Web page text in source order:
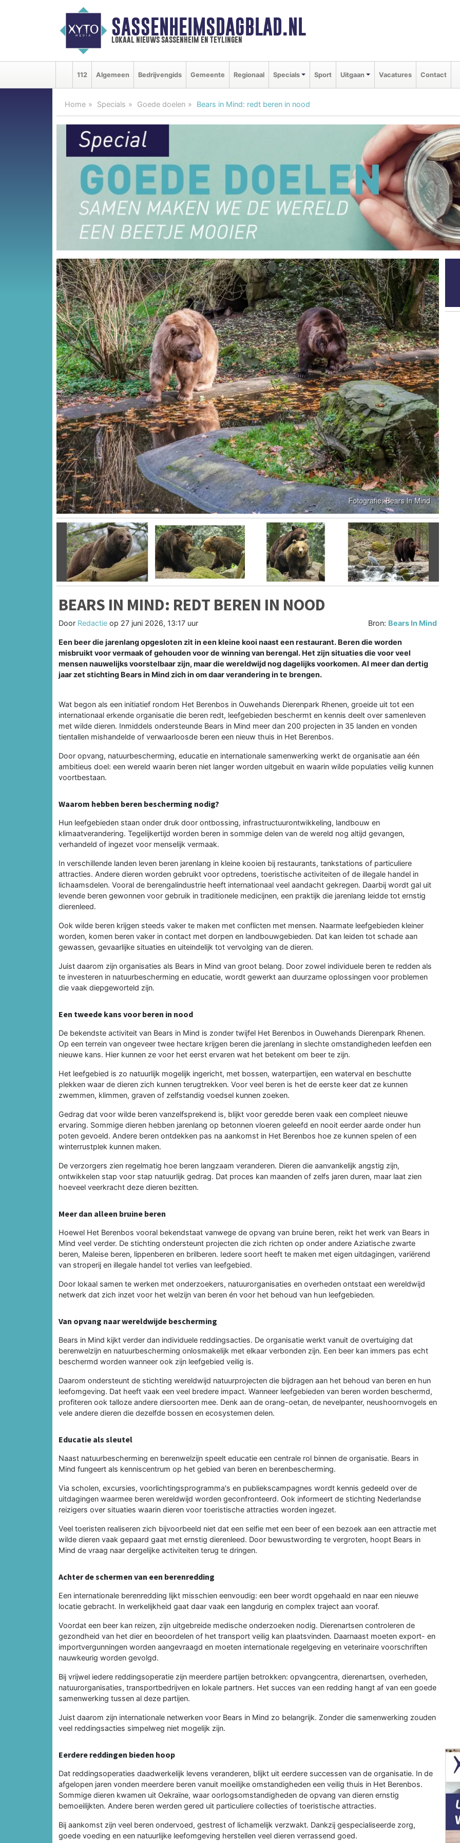
SASSENHEIMSDAGBLAD.NL
lokaal nieuws sassenheim en teylingen
112 Algemeen Bedrijvengids Gemeente Regionaal Specials Sport Uitgaan Vacatures Contact
Home Specials Goede doelen Bears in Mind: redt beren in nood
Vorige
BEARS IN MIND: REDT BEREN IN NOOD
Door Redactie op 27 juni 2026, 13:17 uur Bron: Bears In Mind
Een beer die jarenlang opgesloten zit in een kleine kooi naast een restaurant. Beren die worden
misbruikt voor vermaak of gehouden voor de winning van berengal. Het zijn situaties die voor veel
mensen nauwelijks voorstelbaar zijn, maar die wereldwijd nog dagelijks voorkomen. Al meer dan dertig
jaar zet stichting Bears in Mind zich in om daar verandering in te brengen.
Wat begon als een initiatief rondom Het Berenbos in Ouwehands Dierenpark Rhenen, groeide uit tot een
internationaal erkende organisatie die beren redt, leefgebieden beschermt en kennis deelt over samenleven
met wilde dieren. Inmiddels ondersteunde Bears in Mind meer dan 200 projecten in 35 landen en vonden
tientallen mishandelde of verwaarloosde beren een nieuw thuis in Het Berenbos.
Door opvang, natuurbescherming, educatie en internationale samenwerking werkt de organisatie aan één
ambitieus doel: een wereld waarin beren niet langer worden uitgebuit en waarin wilde populaties veilig kunnen
voortbestaan.
Waarom hebben beren bescherming nodig?
Hun leefgebieden staan onder druk door ontbossing, infrastructuurontwikkeling, landbouw en
klimaatverandering. Tegelijkertijd worden beren in sommige delen van de wereld nog altijd gevangen,
verhandeld of ingezet voor menselijk vermaak.
In verschillende landen leven beren jarenlang in kleine kooien bij restaurants, tankstations of particuliere
attracties. Andere dieren worden gebruikt voor optredens, toeristische activiteiten of de illegale handel in
lichaamsdelen. Vooral de berengalindustrie heeft internationaal veel aandacht gekregen. Daarbij wordt gal uit
levende beren gewonnen voor gebruik in traditionele medicijnen, een praktijk die jarenlang leidde tot ernstig
dierenleed.
Ook wilde beren krijgen steeds vaker te maken met conflicten met mensen. Naarmate leefgebieden kleiner
worden, komen beren vaker in contact met dorpen en landbouwgebieden. Dat kan leiden tot schade aan
gewassen, gevaarlijke situaties en uiteindelijk tot vervolging van de dieren.
Juist daarom zijn organisaties als Bears in Mind van groot belang. Door zowel individuele beren te redden als
te investeren in natuurbescherming en educatie, wordt gewerkt aan duurzame oplossingen voor problemen
die vaak diepgeworteld zijn.
Een tweede kans voor beren in nood
De bekendste activiteit van Bears in Mind is zonder twijfel Het Berenbos in Ouwehands Dierenpark Rhenen.
Op een terrein van ongeveer twee hectare krijgen beren die jarenlang in slechte omstandigheden leefden een
nieuwe kans. Hier kunnen ze voor het eerst ervaren wat het betekent om beer te zijn.
Het leefgebied is zo natuurlijk mogelijk ingericht, met bossen, waterpartijen, een waterval en beschutte
plekken waar de dieren zich kunnen terugtrekken. Voor veel beren is het de eerste keer dat ze kunnen
zwemmen, klimmen, graven of zelfstandig voedsel kunnen zoeken.
Gedrag dat voor wilde beren vanzelfsprekend is, blijkt voor geredde beren vaak een compleet nieuwe
ervaring. Sommige dieren hebben jarenlang op betonnen vloeren geleefd en nooit eerder aarde onder hun
poten gevoeld. Andere beren ontdekken pas na aankomst in Het Berenbos hoe ze kunnen spelen of een
winterrustplek kunnen maken.
De verzorgers zien regelmatig hoe beren langzaam veranderen. Dieren die aanvankelijk angstig zijn,
ontwikkelen stap voor stap natuurlijk gedrag. Dat proces kan maanden of zelfs jaren duren, maar laat zien
hoeveel veerkracht deze dieren bezitten.
Meer dan alleen bruine beren
Hoewel Het Berenbos vooral bekendstaat vanwege de opvang van bruine beren, reikt het werk van Bears in
Mind veel verder. De stichting ondersteunt projecten die zich richten op onder andere Aziatische zwarte
beren, Maleise beren, lippenberen en brilberen. Iedere soort heeft te maken met eigen uitdagingen, variërend
van stroperij en illegale handel tot verlies van leefgebied.
Door lokaal samen te werken met onderzoekers, natuurorganisaties en overheden ontstaat een wereldwijd
netwerk dat zich inzet voor het welzijn van beren én voor het behoud van hun leefgebieden.
Van opvang naar wereldwijde bescherming
Bears in Mind kijkt verder dan individuele reddingsacties. De organisatie werkt vanuit de overtuiging dat
berenwelzijn en natuurbescherming onlosmakelijk met elkaar verbonden zijn. Een beer kan immers pas echt
beschermd worden wanneer ook zijn leefgebied veilig is.
Daarom ondersteunt de stichting wereldwijd natuurprojecten die bijdragen aan het behoud van beren en hun
leefomgeving. Dat heeft vaak een veel bredere impact. Wanneer leefgebieden van beren worden beschermd,
profiteren ook talloze andere diersoorten mee. Denk aan de orang-oetan, de nevelpanter, neushoornvogels en
vele andere dieren die dezelfde bossen en ecosystemen delen.
Educatie als sleutel
Naast natuurbescherming en berenwelzijn speelt educatie een centrale rol binnen de organisatie. Bears in
Mind fungeert als kenniscentrum op het gebied van beren en berenbescherming.
Via scholen, excursies, voorlichtingsprogramma's en publiekscampagnes wordt kennis gedeeld over de
uitdagingen waarmee beren wereldwijd worden geconfronteerd. Ook informeert de stichting Nederlandse
reizigers over situaties waarin dieren voor toeristische attracties worden ingezet.
Veel toeristen realiseren zich bijvoorbeeld niet dat een selfie met een beer of een bezoek aan een attractie met
wilde dieren vaak gepaard gaat met ernstig dierenleed. Door bewustwording te vergroten, hoopt Bears in
Mind de vraag naar dergelijke activiteiten terug te dringen.
Achter de schermen van een berenredding
Een internationale berenredding lijkt misschien eenvoudig: een beer wordt opgehaald en naar een nieuwe
locatie gebracht. In werkelijkheid gaat daar vaak een langdurig en complex traject aan vooraf.
Voordat een beer kan reizen, zijn uitgebreide medische onderzoeken nodig. Dierenartsen controleren de
gezondheid van het dier en beoordelen of het transport veilig kan plaatsvinden. Daarnaast moeten export- en
importvergunningen worden aangevraagd en moeten internationale regelgeving en veterinaire voorschriften
nauwkeurig worden gevolgd.
Bij vrijwel iedere reddingsoperatie zijn meerdere partijen betrokken: opvangcentra, dierenartsen, overheden,
natuurorganisaties, transportbedrijven en lokale partners. Het succes van een redding hangt af van een goede
samenwerking tussen al deze partijen.
Juist daarom zijn internationale netwerken voor Bears in Mind zo belangrijk. Zonder die samenwerking zouden
veel reddingsacties simpelweg niet mogelijk zijn.
Eerdere reddingen bieden hoop
Dat reddingsoperaties daadwerkelijk levens veranderen, blijkt uit eerdere successen van de organisatie. In de
afgelopen jaren vonden meerdere beren vanuit moeilijke omstandigheden een veilig thuis in Het Berenbos.
Sommige dieren kwamen uit Oekraïne, waar oorlogsomstandigheden de opvang van dieren ernstig
bemoeilijkten. Andere beren werden gered uit particuliere collecties of toeristische attracties.
Bij aankomst zijn veel beren ondervoed, gestrest of lichamelijk verzwakt. Dankzij gespecialiseerde zorg,
goede voeding en een natuurlijke leefomgeving herstellen veel dieren verrassend goed.